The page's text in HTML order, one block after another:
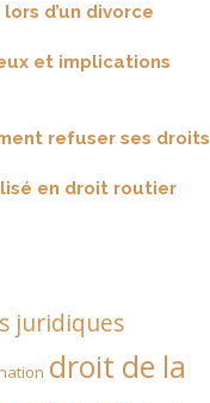
d’un divorce
et implications
refuser ses droits
en droit routier
juridiques
droit de la